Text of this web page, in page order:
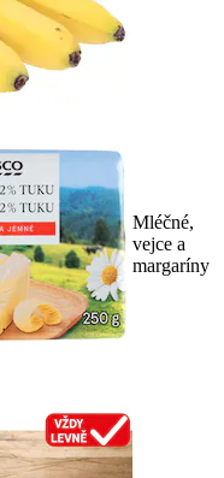
Mléčné,
vejce a
margaríny